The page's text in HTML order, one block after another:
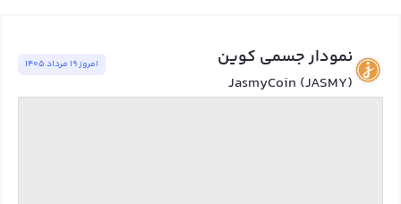
نمودار جسمی کوین
JasmyCoin (JASMY)
امروز ١٩ مرداد ١٤٠٥